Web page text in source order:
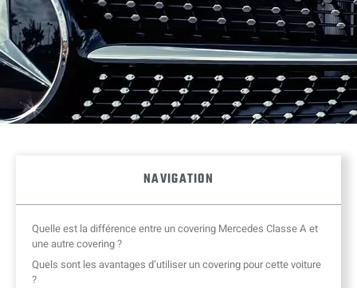
NAVIGATION
Quelle est la différence entre un covering Mercedes Classe A et
une autre covering ?
Quels sont les avantages d’utiliser un covering pour cette voiture
?